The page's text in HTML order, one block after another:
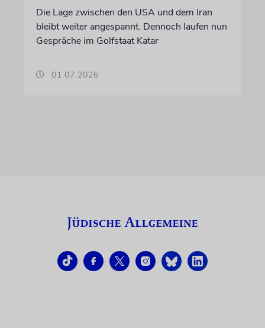
Die Lage zwischen den USA und dem Iran
bleibt weiter angespannt. Dennoch laufen nun
Gespräche im Golfstaat Katar
01.07.2026